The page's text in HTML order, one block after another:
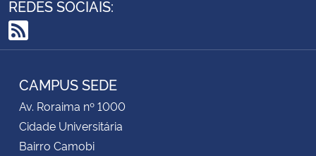
REDES SOCIAIS:
RSS
CAMPUS SEDE
Av. Roraima nº 1000
Cidade Universitária
Bairro Camobi